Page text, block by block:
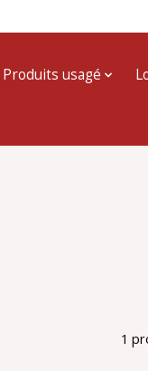
Produits usagé
1